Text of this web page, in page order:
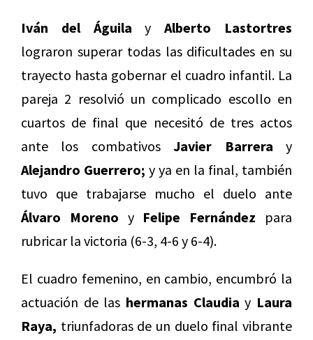
Iván del Águila yAlberto Lastortres
lograron superar todas las dificultades en su
trayecto hasta gobernar el cuadro infantil. La
pareja 2 resolvió un complicado escollo en
cuartos de final que necesitó de tres actos
ante los combativosJavier Barrera y
Alejandro Guerrero; y ya en la final, también
tuvo que trabajarse mucho el duelo ante
Álvaro Moreno y Felipe Fernández para
rubricar la victoria (6-3, 4-6 y 6-4).
El cuadro femenino, en cambio, encumbró la
actuación de las hermanas Claudia y Laura
Raya, triunfadoras de un duelo final vibrante